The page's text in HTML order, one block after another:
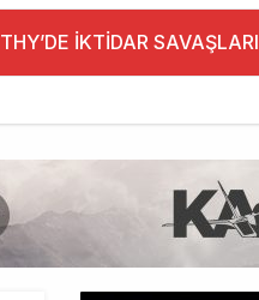
THY’DE İKTİDAR SAVAŞLARI